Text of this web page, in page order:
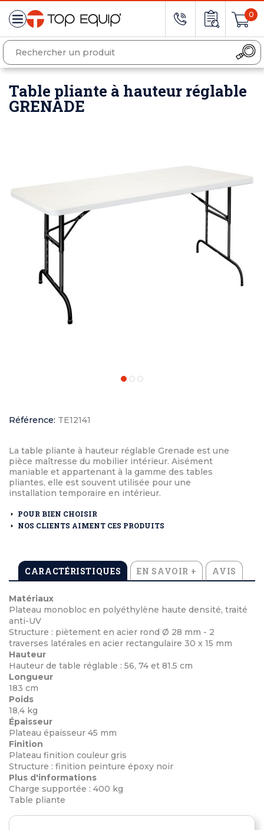
0
Table pliante à hauteur réglable
GRENADE
Référence: TE12141
La table pliante à hauteur réglable Grenade est une
pièce maîtresse du mobilier intérieur. Aisément
maniable et appartenant à la gamme des tables
pliantes, elle est souvent utilisée pour une
installation temporaire en intérieur.
POUR BIEN CHOISIR
NOS CLIENTS AIMENT CES PRODUITS
CARACTÉRISTIQUES EN SAVOIR + AVIS
Matériaux
Plateau monobloc en polyéthylène haute densité, traité
anti-UV
Structure : piètement en acier rond Ø 28 mm - 2
traverses latérales en acier rectangulaire 30 x 15 mm
Hauteur
Hauteur de table réglable : 56, 74 et 81.5 cm
Longueur
183 cm
Poids
18,4 kg
Épaisseur
Plateau épaisseur 45 mm
Finition
Plateau finition couleur gris
Structure : finition peinture époxy noir
Plus d'informations
Charge supportée : 400 kg
Table pliante